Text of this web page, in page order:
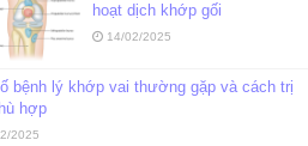
hoạt dịch khớp gối
14/02/2025
bệnh lý khớp vai thường gặp và cách trị
hợp
2025